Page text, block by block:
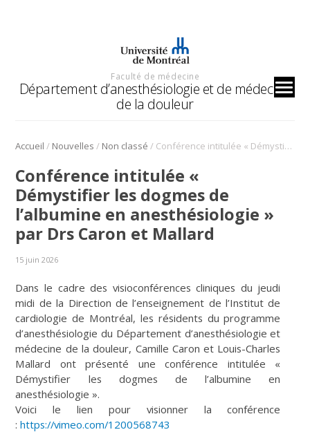
Faculté de médecine
Département d’anesthésiologie et de médecine
de la douleur
Accueil / Nouvelles / Non classé / Conférence intitulée « Démystifier les dogmes de l’albumine en anesthésiologie » par Drs Caron et Mallard
Conférence intitulée «
Démystifier les dogmes de
l’albumine en anesthésiologie »
par Drs Caron et Mallard
15 juin 2026
Dans le cadre des visioconférences cliniques du jeudi
midi de la Direction de l’enseignement de l’Institut de
cardiologie de Montréal, les résidents du programme
d’anesthésiologie du Département d’anesthésiologie et
médecine de la douleur, Camille Caron et Louis-Charles
Mallard ont présenté une conférence intitulée «
Démystifier les dogmes de l’albumine en
anesthésiologie ».
Voici le lien pour visionner la conférence
:https://vimeo.com/1200568743